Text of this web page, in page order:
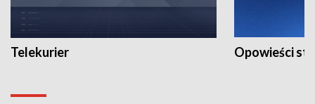
Telekurier Opowieści